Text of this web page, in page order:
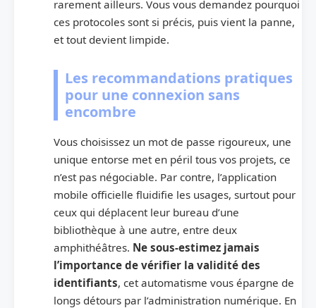
rarement ailleurs. Vous vous demandez pourquoi
ces protocoles sont si précis, puis vient la panne,
et tout devient limpide.
Les recommandations pratiques
pour une connexion sans
encombre
Vous choisissez un mot de passe rigoureux, une
unique entorse met en péril tous vos projets, ce
n’est pas négociable. Par contre, l’application
mobile officielle fluidifie les usages, surtout pour
ceux qui déplacent leur bureau d’une
bibliothèque à une autre, entre deux
amphithéâtres. Ne sous-estimez jamais
l’importance de vérifier la validité des
identifiants, cet automatisme vous épargne de
longs détours par l’administration numérique. En